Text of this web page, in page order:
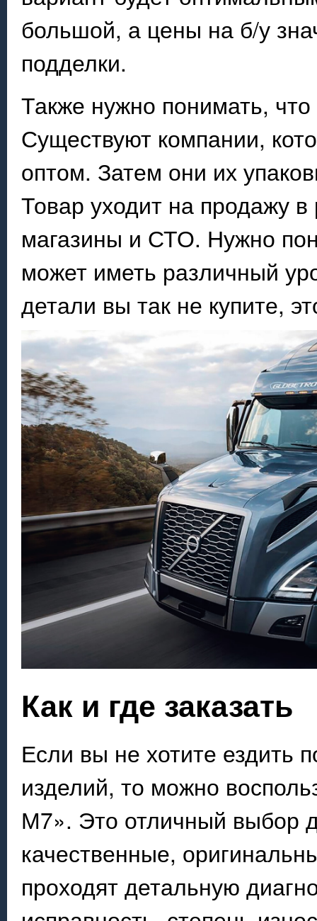
большой, а цены на б/у
подделки.
Также нужно понимать,
Существуют компании,
оптом. Затем они их
Товар уходит на продажу
магазины и СТО. Нужно
может иметь различный
детали вы так не купите,
Как и где заказать
Если вы не хотите ездить
изделий, то можно
М7». Это отличный выбор
качественные,
проходят детальную